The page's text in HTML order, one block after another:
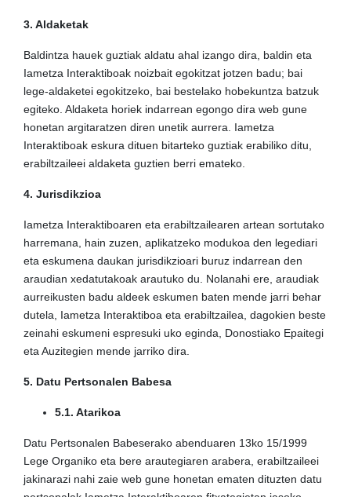
3. Aldaketak
Baldintza hauek guztiak aldatu ahal izango dira, baldin eta
Iametza Interaktiboak noizbait egokitzat jotzen badu; bai
lege-aldaketei egokitzeko, bai bestelako hobekuntza batzuk
egiteko. Aldaketa horiek indarrean egongo dira web gune
honetan argitaratzen diren unetik aurrera. Iametza
Interaktiboak eskura dituen bitarteko guztiak erabiliko ditu,
erabiltzaileei aldaketa guztien berri emateko.
4. Jurisdikzioa
Iametza Interaktiboaren eta erabiltzailearen artean sortutako
harremana, hain zuzen, aplikatzeko modukoa den legediari
eta eskumena daukan jurisdikzioari buruz indarrean den
araudian xedatutakoak arautuko du. Nolanahi ere, araudiak
aurreikusten badu aldeek eskumen baten mende jarri behar
dutela, Iametza Interaktiboa eta erabiltzailea, dagokien beste
zeinahi eskumeni espresuki uko eginda, Donostiako Epaitegi
eta Auzitegien mende jarriko dira.
5. Datu Pertsonalen Babesa
5.1. Atarikoa
Datu Pertsonalen Babeserako abenduaren 13ko 15/1999
Lege Organiko eta bere arautegiaren arabera, erabiltzaileei
jakinarazi nahi zaie web gune honetan ematen dituzten datu